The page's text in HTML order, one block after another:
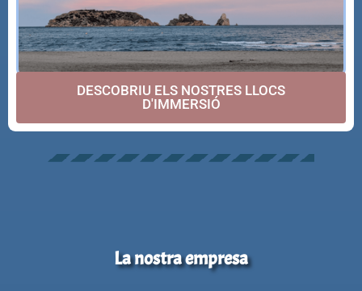
DESCOBRIU ELS NOSTRES LLOCS
D'IMMERSIÓ
La nostra empresa